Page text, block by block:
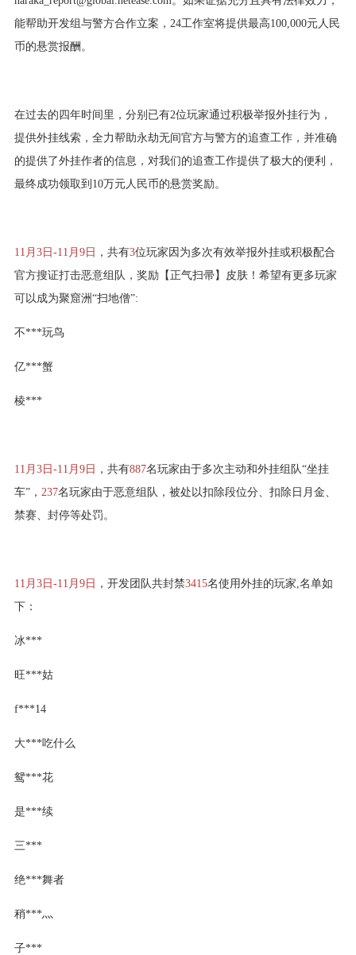
能帮助开发组与警方合作立案，24工作室将提供最高100,000元人民
币的悬赏报酬。
在过去的四年时间里，分别已有2位玩家通过积极举报外挂行为，
提供外挂线索，全力帮助永劫无间官方与警方的追查工作，并准确
的提供了外挂作者的信息，对我们的追查工作提供了极大的便利，
最终成功领取到10万元人民币的悬赏奖励。
11月3日-11月9日 ，共有3位玩家因为多次有效举报外挂或积极配合
官方搜证打击恶意组队，奖励【正气扫帚】皮肤！希望有更多玩家
可以成为聚窟洲“扫地僧”:
不***玩鸟
亿***蟹
棱***
11月3日-11月9日 ，共有887名玩家由于多次主动和外挂组队“坐挂
车”， 237名玩家由于恶意组队，被处以扣除段位分、扣除日月金、
禁赛、封停等处罚。
11月3日-11月9日 ，开发团队共封禁3415名使用外挂的玩家,名单如
下：
冰***
旺***姑
f***14
大***吃什么
鸳***花
是***续
三***
绝***舞者
稍***灬
子***